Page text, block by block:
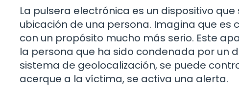
La pulsera electrónica es un dispositivo
ubicación de una persona. Imagina que es
con un propósito mucho más serio. Este
la persona que ha sido condenada por un
sistema de geolocalización, se puede
acerque a la víctima, se activa una alerta.